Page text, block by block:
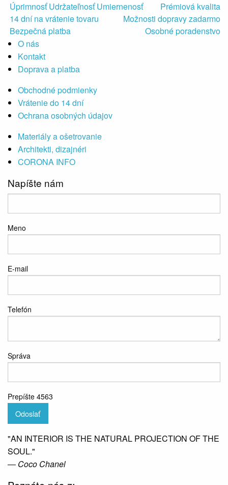
Úprimnosť Udržateľnosť Umiernenosť
Prémiová kvalita
14 dní na vrátenie tovaru
Možnosti dopravy zadarmo
Bezpečná platba
Osobné poradenstvo
O nás
Kontakt
Doprava a platba
Obchodné podmienky
Vrátenie do 14 dní
Ochrana osobných údajov
Materiály a ošetrovanie
Architekti, dizajnéri
CORONA INFO
Napíšte nám
Meno
E-mail
Telefón
Správa
Prepíšte 4563
Odoslať
"AN INTERIOR IS THE NATURAL PROJECTION OF THE
SOUL."
― Coco Chanel